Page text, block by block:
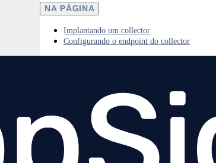
NA PÁGINA
Implantando um collector
Configurando o endpoint do collector